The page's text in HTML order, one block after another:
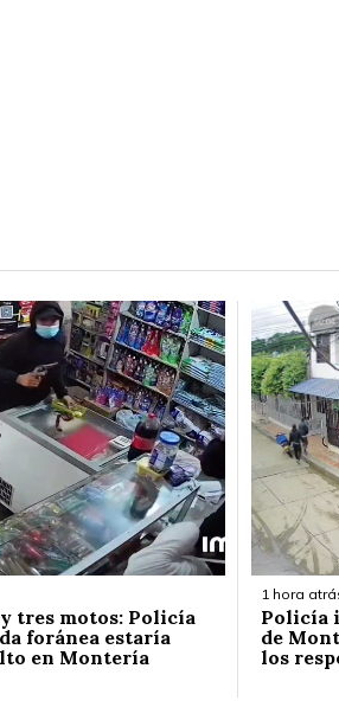
tres motos: Policía
foránea estaría
en Montería
1 hora
Policía
de
los